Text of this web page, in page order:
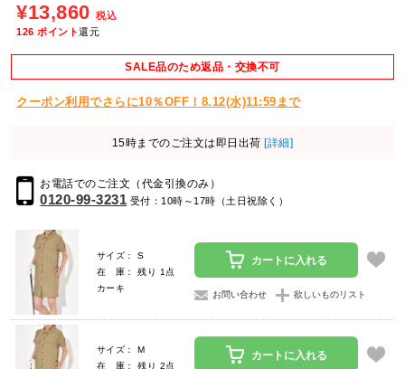
¥13,860 税込
126 ポイント還元
SALE品のため返品・交換不可
クーポン利用でさらに10％OFF！8.12(水)11:59まで
15時までのご注文は即日出荷 [詳細]
お電話でのご注文（代金引換のみ）
0120-99-3231 受付：10時～17時（土日祝除く）
サイズ： S
在 庫： 残り 1点
カーキ
カートに入れる
お問い合わせ 欲しいものリスト
サイズ： M
在 庫： 残り 2点
カートに入れる